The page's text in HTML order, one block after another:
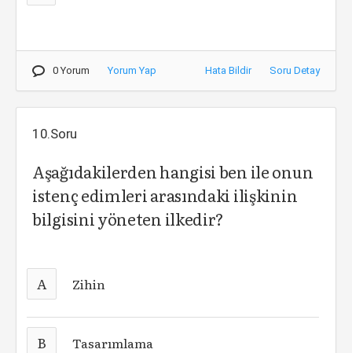
0 Yorum Yorum Yap Hata Bildir Soru Detay
10.Soru
Aşağıdakilerden hangisi ben ile onun
istenç edimleri arasındaki ilişkinin
bilgisini yöneten ilkedir?
A Zihin
B Tasarımlama